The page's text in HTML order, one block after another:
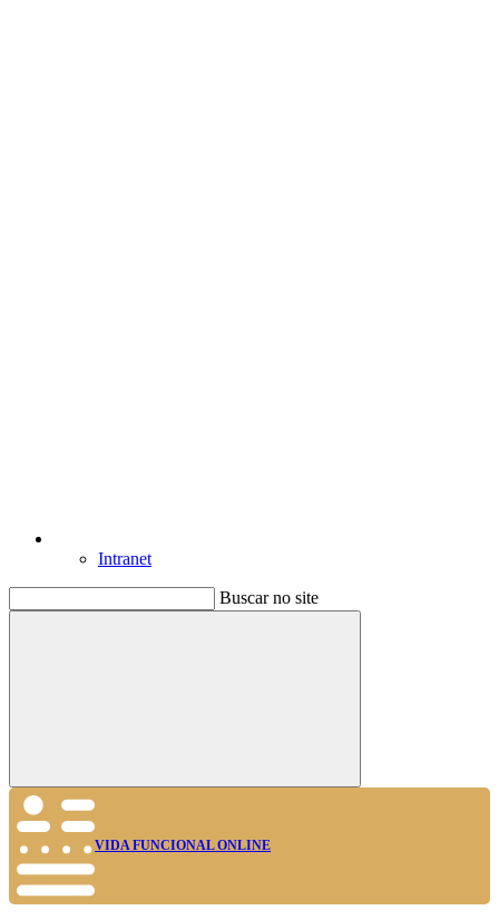
Intranet
Buscar no site
Buscar
VIDA FUNCIONAL ONLINE